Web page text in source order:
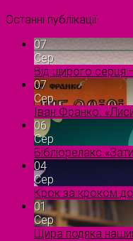
Останні публікації
07
Сер
Від щирого серця
07
Сер
Іван Франко.
06
Сер
Бібліорелакс
04
Сер
Крок за кроком
01
Сер
Щира подяка